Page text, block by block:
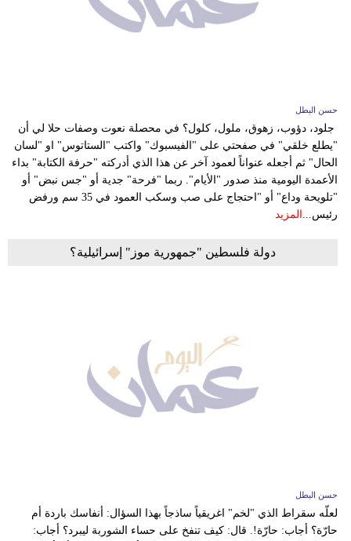
حسن البطل
جلود، دؤوب، زهوق، ملول، كلول؟ في محصلة نعوت وصفات حلا لي أن
"يطلع خلقي" في صفحتي على "الفيسبوك" واكتب "الستاتوس" او "لسان
الحال" ثم أجعله عنواناً لعمود آخر عن هذا الذي أدركته "حرفة الكتابة" بداء
الأعمدة اليومية منذ صدور "الأيام". ربما "فرحة" جدية أو "جس نبض" أو
"تلويحة وداع" أو "احتجاج على صب وسكب العمود في 35 سم ورفض
رئيس... المزيد
دولة فلسطين "جمهورية موز" إسرائيلية؟
حسن البطل
لعلّه سقراط الذي "لخم" اغريقياً ساذجاً بهذا السؤال: أنفاسك باردة أم
حارّة؟ أجاب: حارّة!. قال: كيف تنفخ على حساء الشوربة ليبرد؟ أجاب: